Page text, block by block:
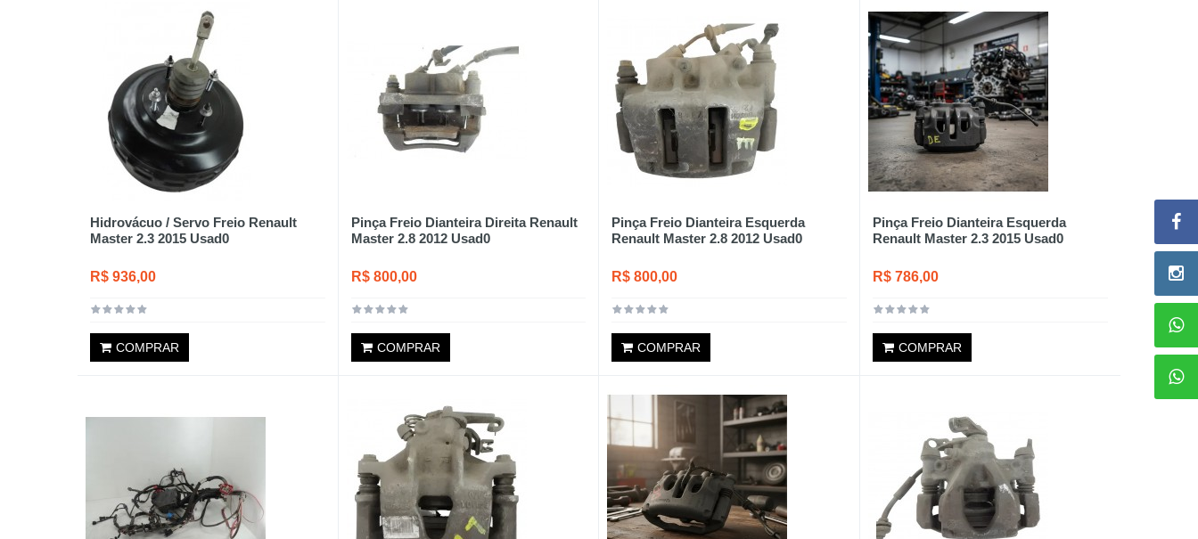
Hidrovácuo / Servo Freio Renault
Master 2.3 2015 Usad0
R$ 936,00
COMPRAR
Pinça Freio Dianteira Direita Renault
Master 2.8 2012 Usad0
R$ 800,00
COMPRAR
Pinça Freio Dianteira Esquerda
Renault Master 2.8 2012 Usad0
R$ 800,00
COMPRAR
Pinça Freio Dianteira Esquerda
Renault Master 2.3 2015 Usad0
R$ 786,00
COMPRAR